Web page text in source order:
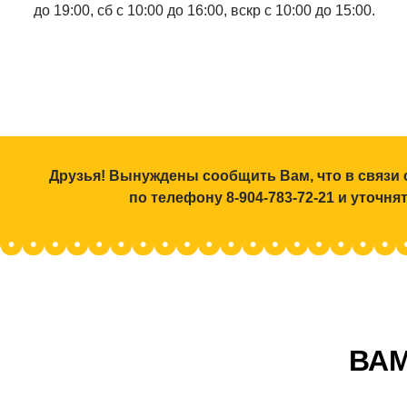
до 19:00, сб с 10:00 до 16:00, вскр с 10:00 до 15:00.
Друзья! Вынуждены сообщить Вам, что в связи
по телефону 8-904-783-72-21 и